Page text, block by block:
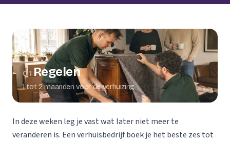
01 Regelen
1 tot 2 maanden voor de verhuizing
In deze weken leg je vast wat later niet meer te
veranderen is. Een verhuisbedrijf boek je het beste zes tot